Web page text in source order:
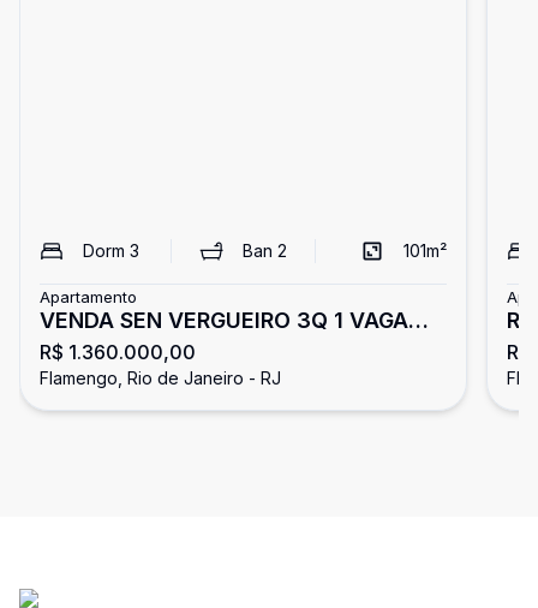
Dorm 3 Ban2 101m²
Apartamento
VENDA SEN VERGUEIRO 3Q 1 VAGA
DEMARCADA SOL MANHÃ
R$ 1.360.000,00
Flamengo, Rio de Janeiro - RJ